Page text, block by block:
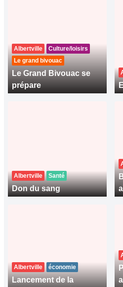
Albertville
Culture/loisirs
Le grand bivouac
Le Grand Bivouac se
prépare
Albertville Santé
Don du sang
Albertville économie
Lancement de la